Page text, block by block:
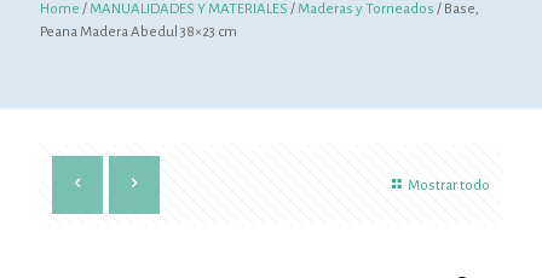
Home /MANUALIDADES Y MATERIALES /Maderas y Torneados / Base,
Peana Madera Abedul 38×23 cm
Mostrar todo